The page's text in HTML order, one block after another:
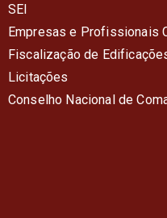
SEI
Empresas e Profissionais
Fiscalização de
Licitações
Conselho Nacional de